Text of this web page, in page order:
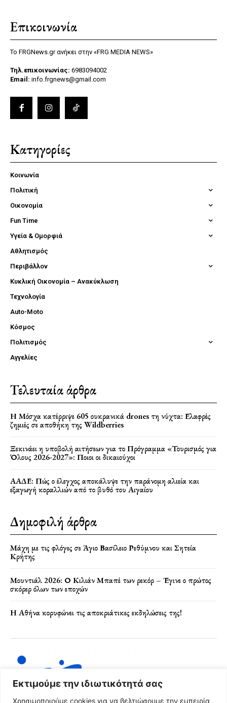
Εκτιμούμε την ιδιωτικότητά σας
Χρησιμοποιούμε cookies για να βελτιώσουμε την εμπειρία
Επικοινωνία
Το FRGNews.gr ανήκει στην «FRG MEDIA NEWS»
Τηλ.επικοινωνίας: 6983094002
Email: info.frgnews@gmail.com
Κατηγορίες
Κοινωνία
Πολιτική
Οικονομία
Fun Time
Υγεία & Ομορφιά
Αθλητισμός
Περιβάλλον
Κυκλική Οικονομία – Ανακύκλωση
Τεχνολογία
Auto-Moto
Κόσμος
Πολιτισμός
Αγγελίες
Τελευταία άρθρα
Η Μόσχα κατέρριψε 605 ουκρανικά drones τη νύχτα: Ελαφρές
ζημιές σε αποθήκη της Wildberries
Ξεκινάει η υποβολή αιτήσεων για το Πρόγραμμα «Τουρισμός για
Όλους 2026-2027»: Ποιοι οι δικαιούχοι
ΑΑΔΕ: Πώς ο έλεγχος αποκάλυψε την παράνομη αλιεία και
εξαγωγή κοραλλιών από το βυθό του Αιγαίου
Δημοφιλή άρθρα
Μάχη με τις φλόγες σε Άγιο Βασίλειο Ρεθύμνου και Σητεία
Κρήτης
Μουντιάλ 2026: Ο Κιλιάν Μπαπέ των ρεκόρ – Έγινε ο πρώτος
σκόρερ όλων των εποχών
Η Αθήνα κορυφώνει τις αποκριάτικες εκδηλώσεις της!